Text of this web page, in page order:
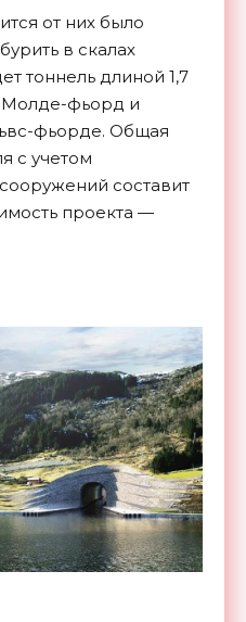
от них было
в скалах
тоннель длиной 1,7
Молде-фьорд и
фьорде. Общая
с учетом
составит
проекта —